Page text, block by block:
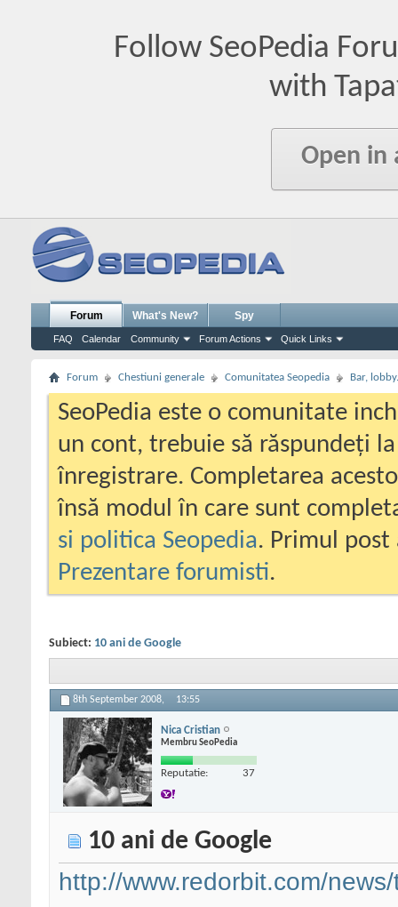
Follow SeoPedia
with
Open in
Forum
FAQ Calendar Community Forum Actions Quick Links
What's New? Spy
Forum Chestiuni generale Comunitatea Seopedia Bar,
SeoPedia este o comunitate
un cont, trebuie să răspundeți
înregistrare. Completarea
însă modul în care sunt
si politica Seopedia. Primul
Prezentare forumisti.
Subiect: 10 ani de Google
8th September 2008, 13:55
Nica Cristian
Membru SeoPedia
Reputatie: 37
10 ani de Google
http://www.redorbit.com/